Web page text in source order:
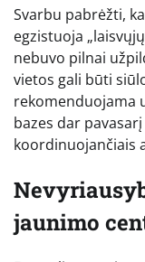
Svarbu pabrėžti,
egzistuoja
nebuvo pilnai
vietos gali būti
rekomenduojama
bazes dar
koordinuojančiais
jaunimo